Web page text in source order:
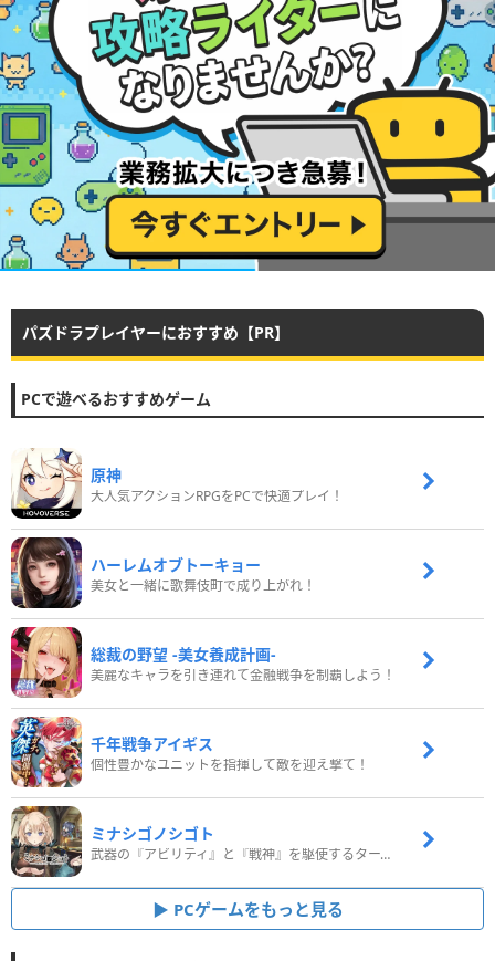
パズドラプレイヤーにおすすめ【PR】
PCで遊べるおすすめゲーム
原神
大人気アクションRPGをPCで快適プレイ！
ハーレムオブトーキョー
美女と一緒に歌舞伎町で成り上がれ！
総裁の野望 -美女養成計画-
美麗なキャラを引き連れて金融戦争を制覇しよう！
千年戦争アイギス
個性豊かなユニットを指揮して敵を迎え撃て！
ミナシゴノシゴト
武器の『アビリティ』と『戦神』を駆使するターン制コマンドバトルRPG！
PCゲームをもっと見る